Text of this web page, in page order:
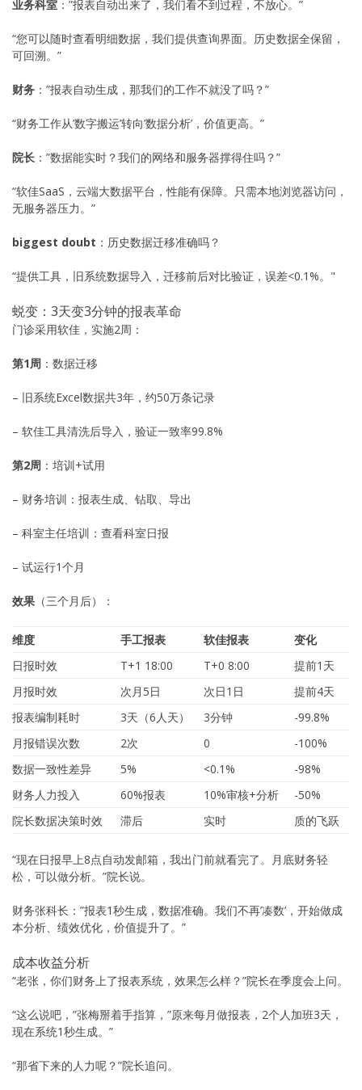
业务科室 ：”报表自动出来了，我们看不到过程，不放心。”
“您可以随时查看明细数据，我们提供查询界面。历史数据全保留，
可回溯。”
财务 ：”报表自动生成，那我们的工作不就没了吗？”
“财务工作从’数字搬运’转向’数据分析’，价值更高。”
院长 ：”数据能实时？我们的网络和服务器撑得住吗？”
“软佳SaaS，云端大数据平台，性能有保障。只需本地浏览器访问，
无服务器压力。”
biggest doubt ：历史数据迁移准确吗？
“提供工具，旧系统数据导入，迁移前后对比验证，误差<0.1%。"
蜕变：3天变3分钟的报表革命
门诊采用软佳，实施2周：
第1周 ：数据迁移
– 旧系统Excel数据共3年，约50万条记录
– 软佳工具清洗后导入，验证一致率99.8%
第2周 ：培训+试用
– 财务培训：报表生成、钻取、导出
– 科室主任培训：查看科室日报
– 试运行1个月
效果 （三个月后）：
维度 手工报表 软佳报表
变化
日报时效
T+1 18:00 T+0 8:00
提前1天
月报时效
次月5日 次日1日
提前4天
报表编制耗时
3天（6人天） 3分钟
-99.8%
月报错误次数
2次 0
-100%
数据一致性差异
5% <0.1%
-98%
财务人力投入
60%报表 10%审核+分析
-50%
院长数据决策时效
滞后 实时 质的飞跃
“现在日报早上8点自动发邮箱，我出门前就看完了。月底财务轻
松，可以做分析。”院长说。
财务张科长：”报表1秒生成，数据准确。我们不再’凑数’，开始做成
本分析、绩效优化，价值提升了。”
成本收益分析
“老张，你们财务上了报表系统，效果怎么样？”院长在季度会上问。
“这么说吧，”张梅掰着手指算，”原来每月做报表，2个人加班3天，
现在系统1秒生成。”
“那省下来的人力呢？”院长追问。